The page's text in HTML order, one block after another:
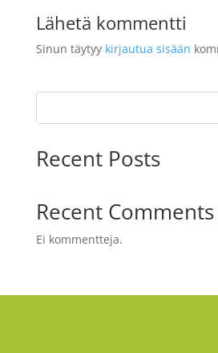
Lähetä kommentti
Sinun täytyy kirjautua sisään
Recent Posts
Recent Comments
Ei kommentteja.